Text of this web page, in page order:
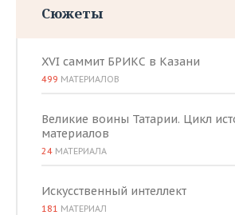
Сюжеты
XVI саммит БРИКС в Казани
499 МАТЕРИАЛОВ
Великие воины Татарии. Цикл
материалов
24 МАТЕРИАЛА
Искусственный интеллект
181 МАТЕРИАЛ